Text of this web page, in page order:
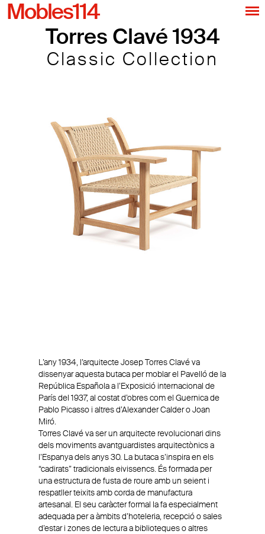
Mobles114
Torres Clavé 1934
Classic Collection
L’any 1934, l’arquitecte Josep Torres Clavé va
dissenyar aquesta butaca per moblar el Pavelló de la
República Española a l’Exposició internacional de
París del 1937, al costat d’obres com el Guernica de
Pablo Picasso i altres d’Alexander Calder o Joan
Miró.
Torres Clavé va ser un arquitecte revolucionari dins
dels moviments avantguardistes arquitectònics a
l’Espanya dels anys 30. La butaca s’inspira en els
“cadirats” tradicionals eivissencs. És formada per
una estructura de fusta de roure amb un seient i
respatller teixits amb corda de manufactura
artesanal. El seu caràcter formal la fa especialment
adequada per a àmbits d’hoteleria, recepció o sales
d’estar i zones de lectura a biblioteques o altres